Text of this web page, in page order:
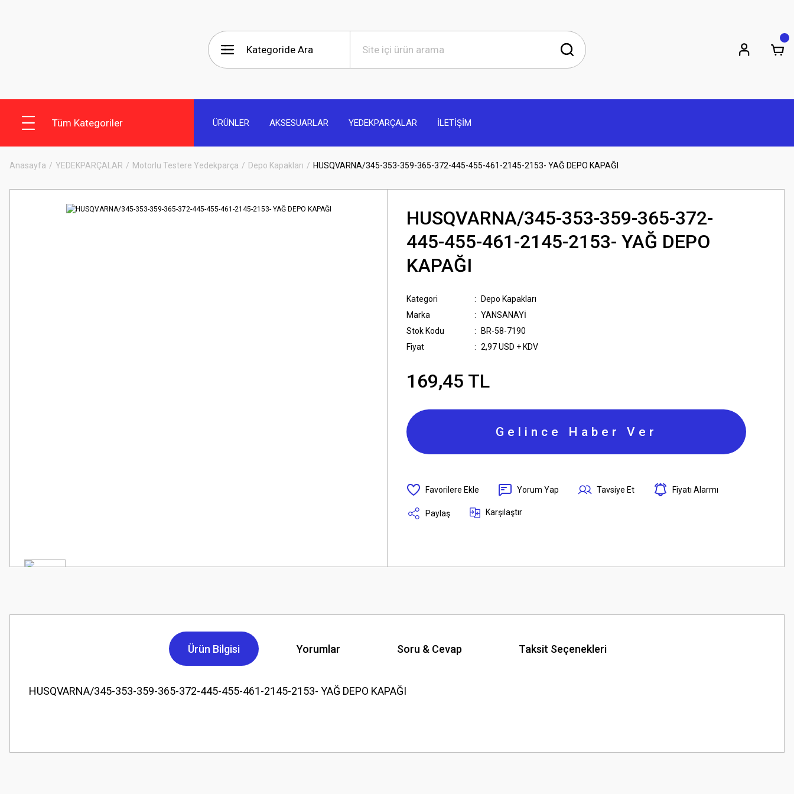
Tüm Kategoriler ÜRÜNLER AKSESUARLAR YEDEKPARÇALAR İLETİŞİM
Anasayfa YEDEKPARÇALAR Motorlu Testere Yedekparça Depo Kapakları HUSQVARNA/345-353-359-365-372-445-455-461-2145-2153- YAĞ DEPO KAPAĞI
HUSQVARNA/345-353-359-365-372-
445-455-461-2145-2153- YAĞ DEPO
KAPAĞI
Kategori
Depo Kapakları
Marka
YANSANAYİ
Stok Kodu
BR-58-7190
Fiyat
2,97 USD + KDV
169,45 TL
Gelince Haber Ver
Yorum Yap Tavsiye Et Fiyatı Alarmı
Paylaş Karşılaştır
Ürün Bilgisi Yorumlar Soru & Cevap Taksit Seçenekleri
HUSQVARNA/345-353-359-365-372-445-455-461-2145-2153- YAĞ DEPO KAPAĞI